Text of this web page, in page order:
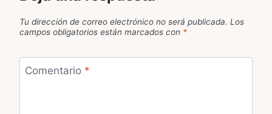
Tu dirección de correo electrónico no será publicada. Los
campos obligatorios están marcados con *
Comentario *